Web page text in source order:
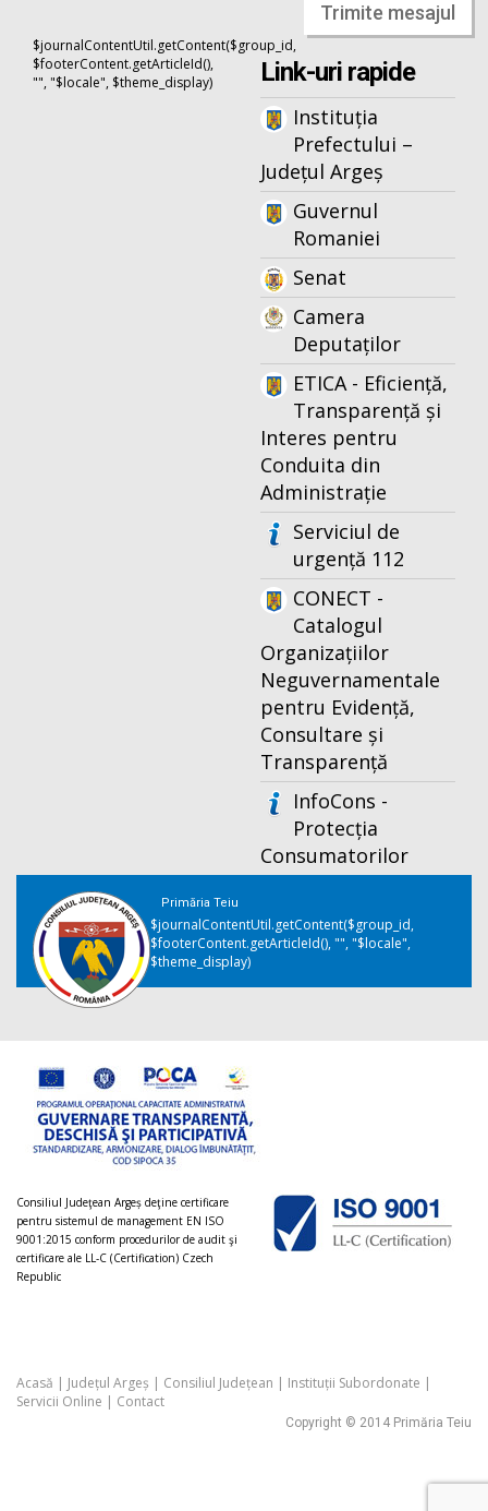
Trimite mesajul
$journalContentUtil.getContent($group_id,
$footerContent.getArticleId(),
"", "$locale", $theme_display)
Link-uri rapide
Instituția
Prefectului –
Județul Argeș
Guvernul
Romaniei
Senat
Camera
Deputaților
ETICA - Eficiență,
Transparență și
Interes pentru
Conduita din
Administrație
Serviciul de
urgență 112
CONECT -
Catalogul
Organizațiilor
Neguvernamentale
pentru Evidență,
Consultare și
Transparență
InfoCons -
Protecția
Consumatorilor
Primăria Teiu
$journalContentUtil.getContent($group_id,
$footerContent.getArticleId(), "", "$locale",
$theme_display)
Consiliul Judeţean Argeș deţine certificare
pentru sistemul de management EN ISO
9001:2015 conform procedurilor de audit şi
certificare ale LL-C (Certification) Czech
Republic
Acasă | Județul Argeș | Consiliul Județean | Instituții Subordonate |
Servicii Online | Contact
Copyright © 2014 Primăria Teiu